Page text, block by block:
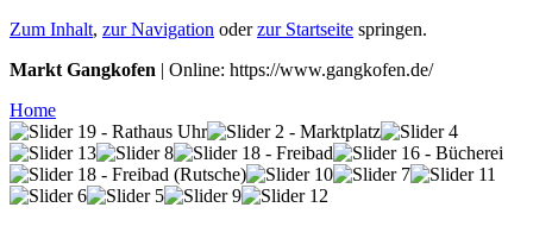
Zum Inhalt, zur Navigation oderzur Startseite springen.
Markt Gangkofen | Online: https://www.gangkofen.de/
Home